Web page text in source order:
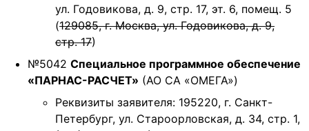
ул. Годовикова, д. 9, стр. 17, эт. 6, помещ. 5
(129085, г. Москва, ул. Годовикова, д. 9,
стр. 17)
№5042 Специальное программное обеспечение
«ПАРНАС-РАСЧЕТ» (АО СА «ОМЕГА»)
Реквизиты заявителя: 195220, г. Санкт-
Петербург, ул. Староорловская, д. 34, стр. 1,